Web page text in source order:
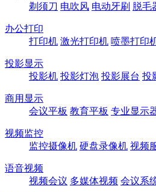
剃须刀 电吹风 电动牙刷 脱毛
办公打印
打印机 激光打印机 喷墨打印
投影显示
投影机 投影灯泡 投影展台 投
商用显示
会议平板 教育平板 专业显示
视频监控
监控摄像机 硬盘录像机 视频
语音视频
视频会议 多媒体视频 会议系